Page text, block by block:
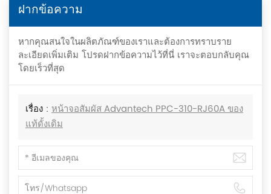
ฝากข้อความ
หากคุณสนใจในผลิตภัณฑ์ของเราและต้องการทราบราย
ละเอียดเพิ่มเติม โปรดฝากข้อความไว้ที่นี่ เราจะตอบกลับคุณ
โดยเร็วที่สุด
เรื่อง : หน้าจอสัมผัส Advantech PPC-310-RJ60A ของ
แท้ดั้งเดิม